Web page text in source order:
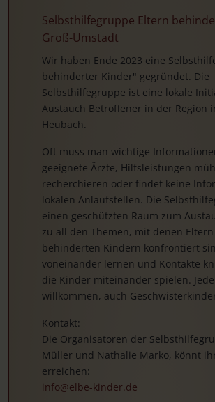
Selbsthilfegruppe Eltern
Groß-Umstadt
Wir haben Ende 2023 eine
behinderter Kinder" gegründet. Die
Selbsthilfegruppe ist eine lokale
Austauch Betroffener in der Region
Heubach.
Oft muss man wichtige
geeignete Ärzte, Hilfsleistungen
recherchieren oder findet keine
lokalen Anlaufstellen. Die
einen geschützten Raum zum
zu all den Themen, mit denen Eltern
behinderten Kindern konfrontiert
voneinander lernen und Kontakte
die Kinder miteinander spielen.
willkommen, auch
Kontakt:
Die Organisatoren der
Müller und Nathalie Marko, könnt
erreichen:
info@elbe-kinder.de